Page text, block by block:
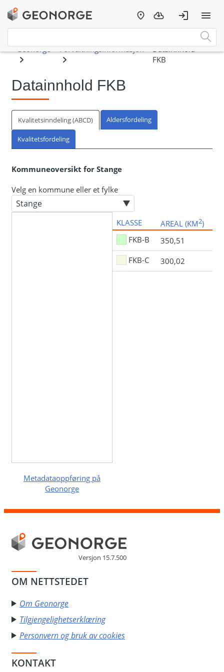
Datainnhold FKB
Kvalitetsinndeling (ABCD) Aldersfordeling
Kvalitetsfordeling
Kommuneoversikt for Stange
Velg en kommune eller et fylke
KLASSE AREAL (KM2)
FKB-B
350,51
FKB-C
300,02
Metadataoppføring på
Geonorge